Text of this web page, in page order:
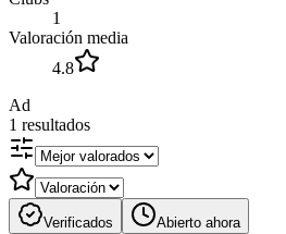
1
Valoración media
4.8
Ad
1 resultados
Verificados Abierto ahora